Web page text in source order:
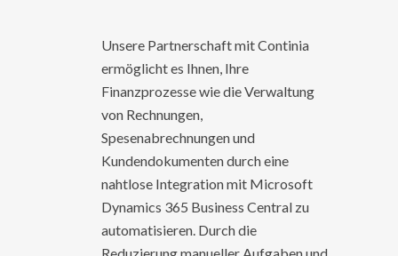
Unsere Partnerschaft mit Continia
ermöglicht es Ihnen, Ihre
Finanzprozesse wie die Verwaltung
von Rechnungen,
Spesenabrechnungen und
Kundendokumenten durch eine
nahtlose Integration mit Microsoft
Dynamics 365 Business Central zu
automatisieren. Durch die